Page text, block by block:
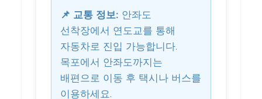
📌 교통 정보: 안좌도
선착장에서 연도교를 통해
자동차로 진입 가능합니다.
목포에서 안좌도까지는
배편으로 이동 후 택시나 버스를
이용하세요.